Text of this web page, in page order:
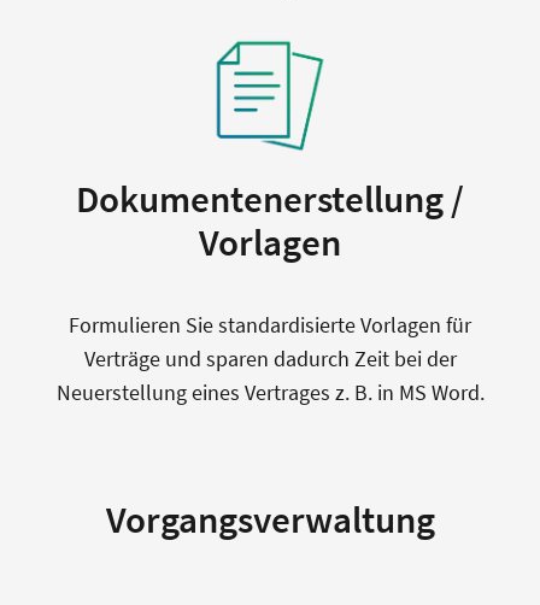
Dokumentenerstellung /
Vorlagen
Formulieren Sie standardisierte Vorlagen für
Verträge und sparen dadurch Zeit bei der
Neuerstellung eines Vertrages z. B. in MS Word.
Vorgangsverwaltung